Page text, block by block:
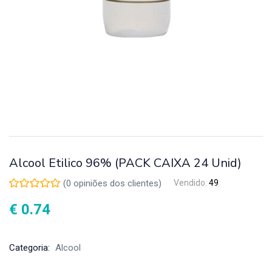
Alcool Etilico 96% (PACK CAIXA 24 Unid)
(0 opiniões dos clientes) Vendido: 49
€ 0.74
Categoria: Alcool